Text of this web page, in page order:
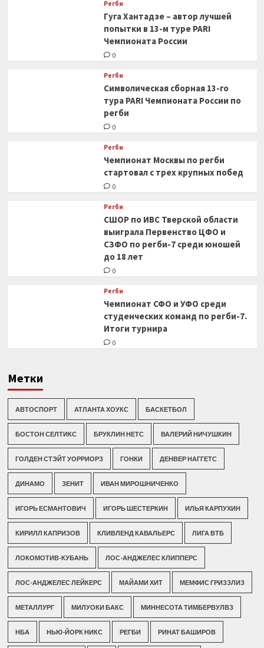
Регби
Гуга Хантадзе – автор лучшей
попытки в 13-м туре PARI
Чемпионата России
0
Регби
Символическая сборная 13-го
тура PARI Чемпионата России по
регби
0
Регби
Чемпионат Москвы по регби
стартовал с трех крупных побед
0
Регби
СШОР по ИВС Тверской области
выиграла Первенство ЦФО и
СЗФО по регби-7 среди юношей
до 18 лет
0
Регби
Чемпионат СФО и УФО среди
студенческих команд по регби-7.
Итоги турнира
0
Метки
АВТОСПОРТ АТЛАНТА ХОУКС БАСКЕТБОЛ
БОСТОН СЕЛТИКС БРУКЛИН НЕТС ВАЛЕРИЙ НИЧУШКИН
ГОЛДЕН СТЭЙТ УОРРИОРЗ ГОНКИ ДЕНВЕР НАГГЕТС
ДИНАМО ЗЕНИТ ИВАН МИРОШНИЧЕНКО
ИГОРЬ ЕСМАНТОВИЧ ИГОРЬ ШЕСТЕРКИН ИЛЬЯ КАРПУХИН
КИРИЛЛ КАПРИЗОВ КЛИВЛЕНД КАВАЛЬЕРС ЛИГА ВТБ
ЛОКОМОТИВ-КУБАНЬ ЛОС-АНДЖЕЛЕС КЛИППЕРС
ЛОС-АНДЖЕЛЕС ЛЕЙКЕРС МАЙАМИ ХИТ МЕМФИС ГРИЗЗЛИЗ
МЕТАЛЛУРГ МИЛУОКИ БАКС МИННЕСОТА ТИМБЕРВУЛВЗ
НБА НЬЮ-ЙОРК НИКС РЕГБИ РИНАТ БАШИРОВ